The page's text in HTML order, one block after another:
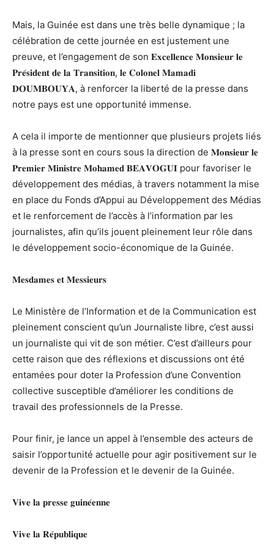
Mais, la Guinée est dans une très belle dynamique ; la
célébration de cette journée en est justement une
preuve, et l’engagement de son 𝐄𝐱𝐜𝐞𝐥𝐥𝐞𝐧𝐜𝐞 𝐌𝐨𝐧𝐬𝐢𝐞𝐮𝐫 𝐥𝐞
𝐏𝐫𝐞́𝐬𝐢𝐝𝐞𝐧𝐭 𝐝𝐞 𝐥𝐚 𝐓𝐫𝐚𝐧𝐬𝐢𝐭𝐢𝐨𝐧, 𝐥𝐞 𝐂𝐨𝐥𝐨𝐧𝐞𝐥 𝐌𝐚𝐦𝐚𝐝𝐢
𝐃𝐎𝐔𝐌𝐁𝐎𝐔𝐘𝐀, à renforcer la liberté de la presse dans
notre pays est une opportunité immense.
A cela il importe de mentionner que plusieurs projets liés
à la presse sont en cours sous la direction de 𝐌𝐨𝐧𝐬𝐢𝐞𝐮𝐫 𝐥𝐞
𝐏𝐫𝐞𝐦𝐢𝐞𝐫 𝐌𝐢𝐧𝐢𝐬𝐭𝐫𝐞 𝐌𝐨𝐡𝐚𝐦𝐞𝐝 𝐁𝐄𝐀𝐕𝐎𝐆𝐔𝐈 pour favoriser le
développement des médias, à travers notamment la mise
en place du Fonds d’Appui au Développement des Médias
et le renforcement de l’accès à l’information par les
journalistes, afin qu’ils jouent pleinement leur rôle dans
le développement socio-économique de la Guinée.
𝐌𝐞𝐬𝐝𝐚𝐦𝐞𝐬 𝐞𝐭 𝐌𝐞𝐬𝐬𝐢𝐞𝐮𝐫𝐬
Le Ministère de l’Information et de la Communication est
pleinement conscient qu’un Journaliste libre, c’est aussi
un journaliste qui vit de son métier. C’est d’ailleurs pour
cette raison que des réflexions et discussions ont été
entamées pour doter la Profession d’une Convention
collective susceptible d’améliorer les conditions de
travail des professionnels de la Presse.
Pour finir, je lance un appel à l’ensemble des acteurs de
saisir l’opportunité actuelle pour agir positivement sur le
devenir de la Profession et le devenir de la Guinée.
𝐕𝐢𝐯𝐞 𝐥𝐚 𝐩𝐫𝐞𝐬𝐬𝐞 𝐠𝐮𝐢𝐧𝐞́𝐞𝐧𝐧𝐞
𝐕𝐢𝐯𝐞 𝐥𝐚 𝐑𝐞́𝐩𝐮𝐛𝐥𝐢𝐪𝐮𝐞